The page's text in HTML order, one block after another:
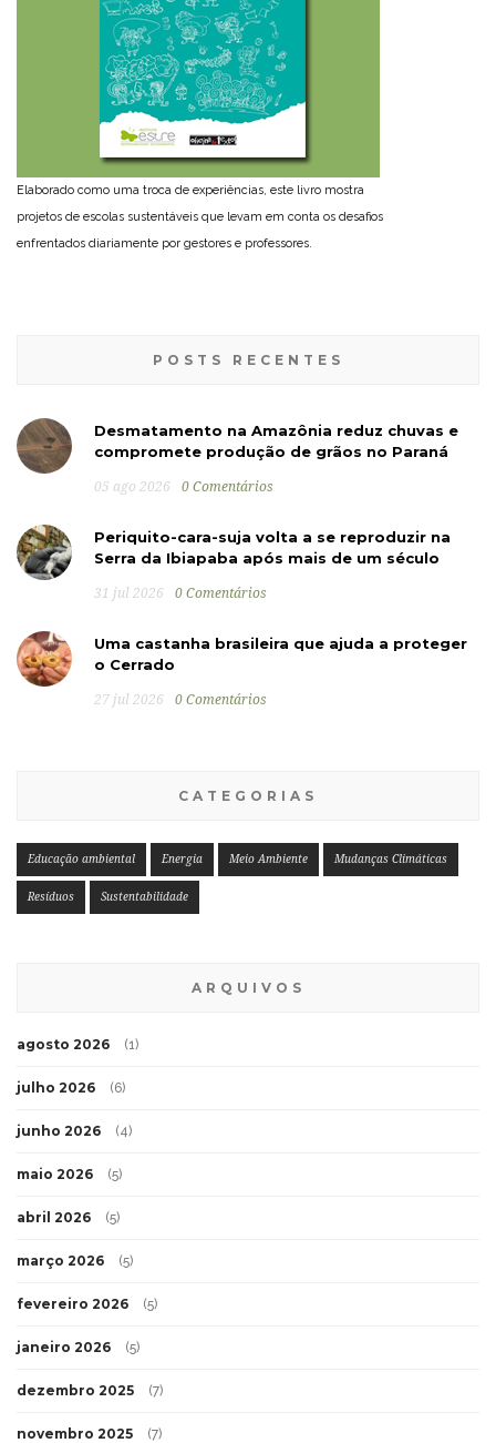
Elaborado como uma troca de experiências, este livro mostra
projetos de escolas sustentáveis que levam em conta os desafios
enfrentados diariamente por gestores e professores.
POSTS RECENTES
Desmatamento na Amazônia reduz chuvas e
compromete produção de grãos no Paraná
05 ago 2026 0 Comentários
Periquito-cara-suja volta a se reproduzir na
Serra da Ibiapaba após mais de um século
31 jul 2026 0 Comentários
Uma castanha brasileira que ajuda a proteger
o Cerrado
27 jul 2026 0 Comentários
CATEGORIAS
Educação ambiental Energia Meio Ambiente Mudanças Climáticas
Resíduos Sustentabilidade
ARQUIVOS
agosto 2026 (1)
julho 2026 (6)
junho 2026 (4)
maio 2026 (5)
abril 2026 (5)
março 2026 (5)
fevereiro 2026 (5)
janeiro 2026 (5)
dezembro 2025 (7)
novembro 2025 (7)